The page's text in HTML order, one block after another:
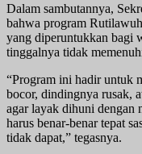
Dalam sambutannya,
bahwa program
yang diperuntukkan bagi
tinggalnya tidak
“Program ini hadir untuk
bocor, dindingnya rusak,
agar layak dihuni dengan
harus benar-benar tepat
tidak dapat,” tegasnya.